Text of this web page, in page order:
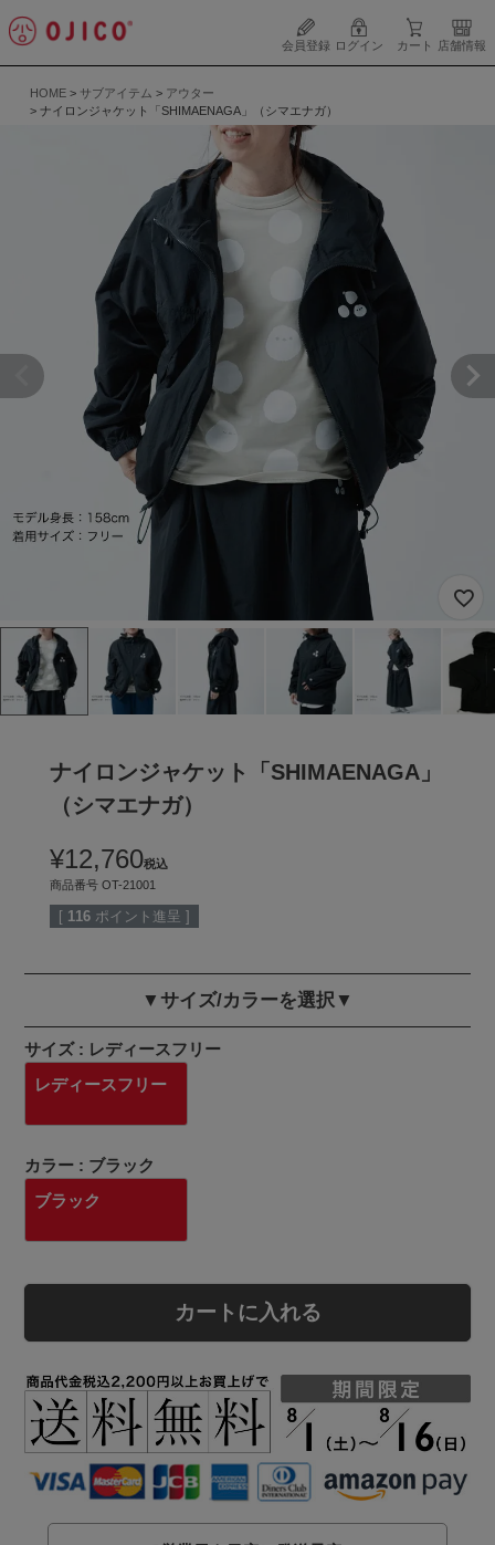
会員登録 ログイン カート 店舗情報
HOME サブアイテム
アウター
ナイロンジャケット「SHIMAENAGA」（シマエナガ）
ナイロンジャケット「SHIMAENAGA」
（シマエナガ）
¥12,760税込
商品番号 OT-21001
[ 116 ポイント進呈 ]
▼サイズ/カラーを選択▼
サイズ
レディースフリー
レディースフリー
カラー
ブラック
ブラック
カートに入れる